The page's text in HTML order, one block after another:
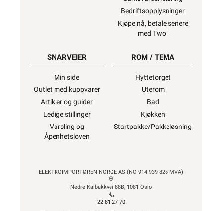
Bedriftsopplysninger
Kjøpe nå, betale senere
med Two!
SNARVEIER
Min side
Outlet med kuppvarer
Artikler og guider
Ledige stillinger
Varsling og
Åpenhetsloven
ROM / TEMA
Hyttetorget
Uterom
Bad
Kjøkken
Startpakke/Pakkeløsning
ELEKTROIMPORTØREN NORGE AS (NO 914 939 828 MVA)
Nedre Kalbakkvei 88B, 1081 Oslo
22 81 27 70